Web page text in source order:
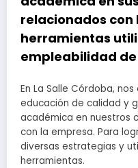
relacionados con
herramientas
empleabilidad
En La Salle Córdoba,
educación de calidad y
académica en nuestros
con la empresa. Para
diversas estrategias y
herramientas.